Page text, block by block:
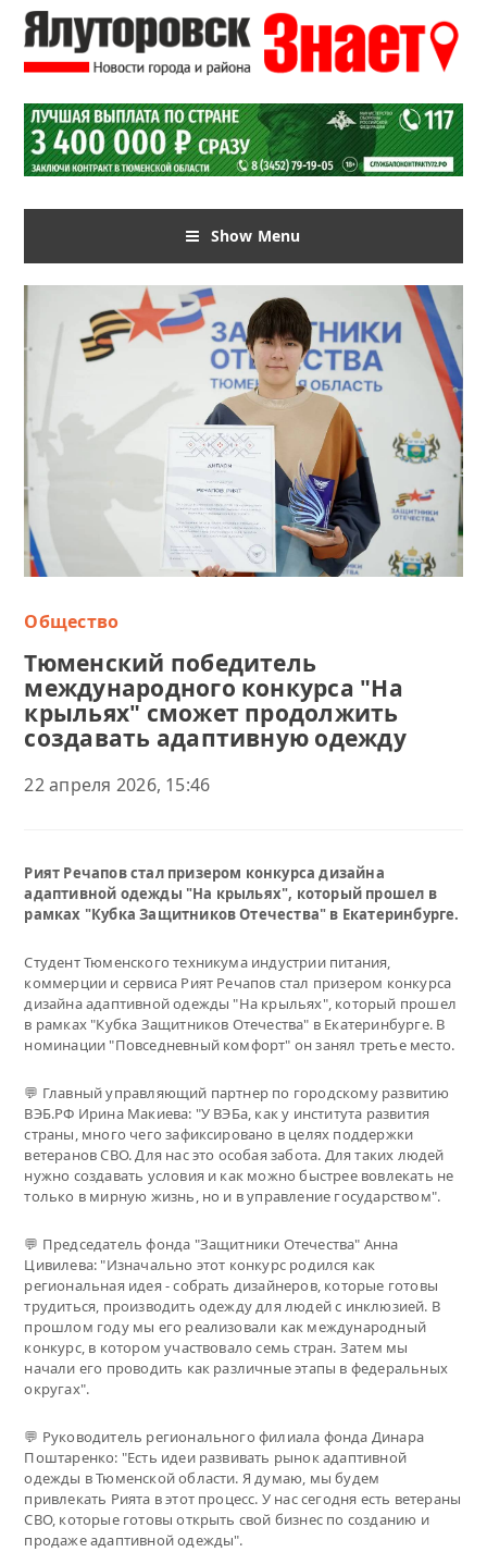
Show Menu
Общество
Тюменский победитель
международного конкурса "На
крыльях" сможет продолжить
создавать адаптивную одежду
22 апреля 2026, 15:46
Рият Речапов стал призером конкурса дизайна
адаптивной одежды "На крыльях", который прошел в
рамках "Кубка Защитников Отечества" в Екатеринбурге.
Студент Тюменского техникума индустрии питания,
коммерции и сервиса Рият Речапов стал призером конкурса
дизайна адаптивной одежды "На крыльях", который прошел
в рамках "Кубка Защитников Отечества" в Екатеринбурге. В
номинации "Повседневный комфорт" он занял третье место.
💬 Главный управляющий партнер по городскому развитию
ВЭБ.РФ Ирина Макиева: "У ВЭБа, как у института развития
страны, много чего зафиксировано в целях поддержки
ветеранов СВО. Для нас это особая забота. Для таких людей
нужно создавать условия и как можно быстрее вовлекать не
только в мирную жизнь, но и в управление государством".
💬 Председатель фонда "Защитники Отечества" Анна
Цивилева: "Изначально этот конкурс родился как
региональная идея - собрать дизайнеров, которые готовы
трудиться, производить одежду для людей с инклюзией. В
прошлом году мы его реализовали как международный
конкурс, в котором участвовало семь стран. Затем мы
начали его проводить как различные этапы в федеральных
округах".
💬 Руководитель регионального филиала фонда Динара
Поштаренко: "Есть идеи развивать рынок адаптивной
одежды в Тюменской области. Я думаю, мы будем
привлекать Рията в этот процесс. У нас сегодня есть ветераны
СВО, которые готовы открыть свой бизнес по созданию и
продаже адаптивной одежды".